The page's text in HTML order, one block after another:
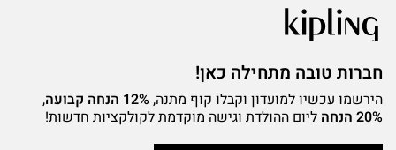
חברות טובה מתחילה כאן!
הירשמו עכשיו למועדון וקבלו קוף מתנה, 12% הנחה קבועה
,
20% הנחה
ליום ההולדת וגישה מוקדמת לקולקציות חדשות!